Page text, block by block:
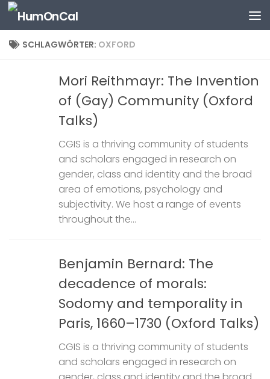
Zum Inhalt springen
SCHLAGWÖRTER: OXFORD
Mori Reithmayr: The Invention
of (Gay) Community (Oxford
Talks)
CGIS is a thriving community of students
and scholars engaged in research on
gender, class and identity and the broad
area of emotions, psychology and
subjectivity. We host a range of events
throughout the...
Benjamin Bernard: The
decadence of morals:
Sodomy and temporality in
Paris, 1660–1730 (Oxford Talks)
CGIS is a thriving community of students
and scholars engaged in research on